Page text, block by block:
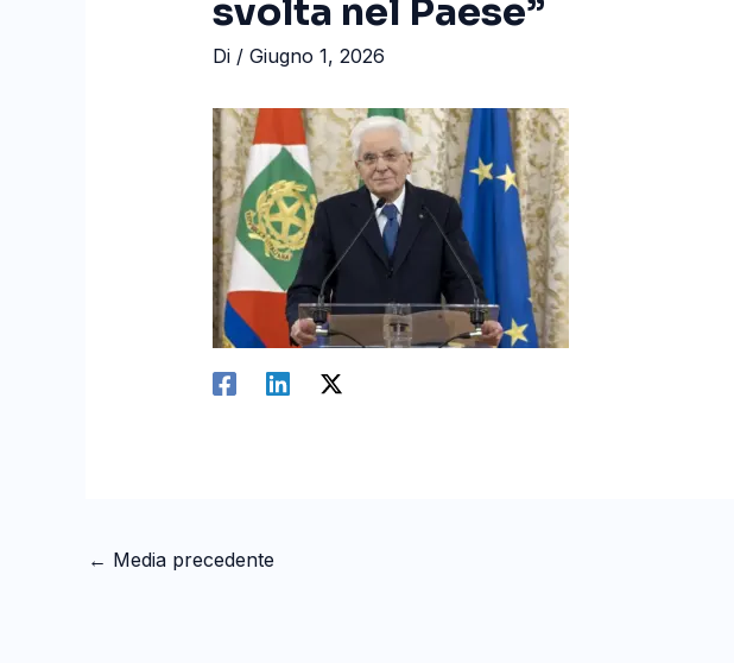
svolta nel Paese”
Di / Giugno 1, 2026
← Media precedente